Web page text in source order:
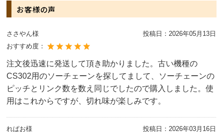
お客様の声
ささやん様 投稿日：2026年05月13日
おすすめ度：
注文後迅速に発送して頂き助かりました。古い機種の
CS302用のソーチェーンを探してまして、ソーチェーンの
ピッチとリンク数を数え同じでしたので購入しました。使
用はこれからですが、切れ味が楽しみです。
れぱお様 投稿日：2026年03月16日